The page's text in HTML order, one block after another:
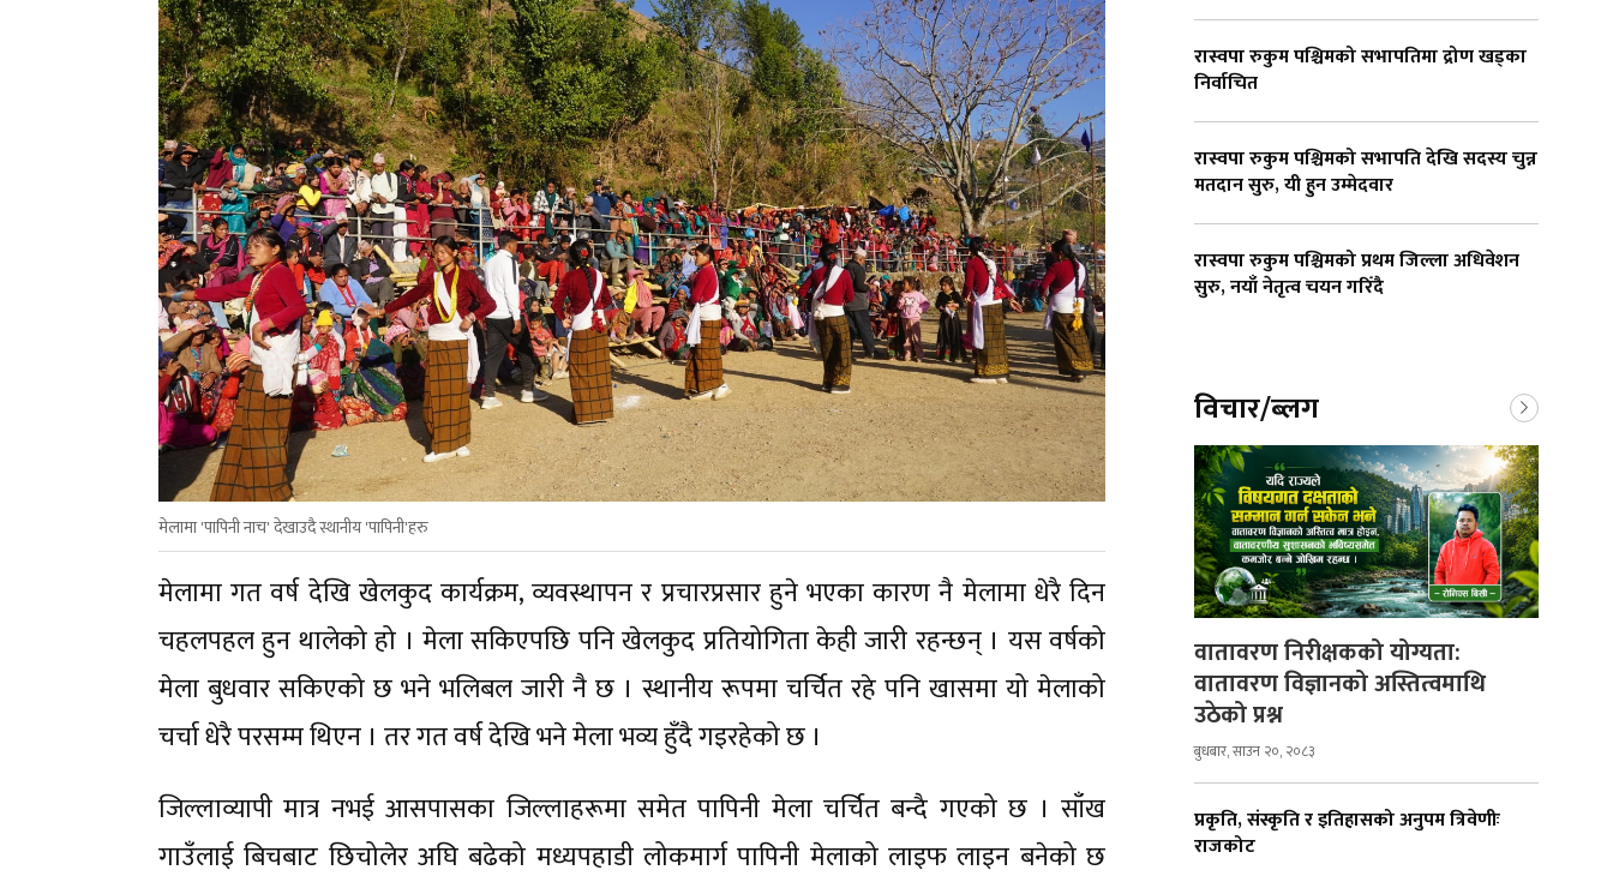
मेलामा 'पापिनी नाच' देखाउदै स्थानीय 'पापिनी'हरु
मेलामा गत वर्ष देखि खेलकुद कार्यक्रम, व्यवस्थापन र प्रचारप्रसार हुने भएका कारण नै मेलामा धेरै दिन
चहलपहल हुन थालेको हो । मेला सकिएपछि पनि खेलकुद प्रतियोगिता केही जारी रहन्छन् । यस वर्षको
मेला बुधवार सकिएको छ भने भलिबल जारी नै छ । स्थानीय रूपमा चर्चित रहे पनि खासमा यो मेलाको
चर्चा धेरै परसम्म थिएन । तर गत वर्ष देखि भने मेला भव्य हुँदै गइरहेको छ ।
जिल्लाव्यापी मात्र नभई आसपासका जिल्लाहरूमा समेत पापिनी मेला चर्चित बन्दै गएको छ । साँख
गाउँलाई बिचबाट छिचोलेर अघि बढेको मध्यपहाडी लोकमार्ग पापिनी मेलाको लाइफ लाइन बनेको छ
रास्वपा रुकुम पश्चिमको सभापतिमा द्रोण खड्का
निर्वाचित
रास्वपा रुकुम पश्चिमको सभापति देखि सदस्य चुन्न
मतदान सुरु, यी हुन उम्मेदवार
रास्वपा रुकुम पश्चिमको प्रथम जिल्ला अधिवेशन
सुरु, नयाँ नेतृत्व चयन गरिँदै
विचार/ब्लग
वातावरण निरीक्षकको योग्यता:
वातावरण विज्ञानको अस्तित्वमाथि
उठेको प्रश्न
बुधबार, साउन २०, २०८३
प्रकृति, संस्कृति र इतिहासको अनुपम त्रिवेणीः
राजकोट